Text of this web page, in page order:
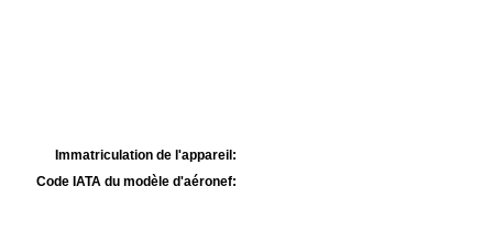
Immatriculation de l'appareil:
Code IATA du modèle d'aéronef: